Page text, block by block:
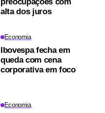
alta dos juros
Economia
Ibovespa fecha em
queda com cena
corporativa em foco
Economia